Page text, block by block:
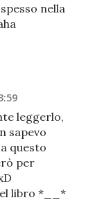
nella
leggerlo,
sapevo
questo
per
libro *__*